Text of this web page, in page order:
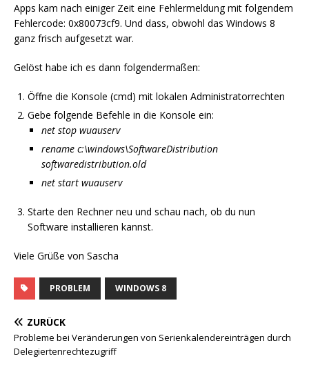
Apps kam nach einiger Zeit eine Fehlermeldung mit folgendem
Fehlercode: 0x80073cf9. Und dass, obwohl das Windows 8
ganz frisch aufgesetzt war.
Gelöst habe ich es dann folgendermaßen:
Öffne die Konsole (cmd) mit lokalen Administratorrechten
Gebe folgende Befehle in die Konsole ein:
net stop wuauserv
rename c:\windows\SoftwareDistribution
softwaredistribution.old
net start wuauserv
Starte den Rechner neu und schau nach, ob du nun
Software installieren kannst.
Viele Grüße von Sascha
PROBLEM WINDOWS 8
ZURÜCK
Probleme bei Veränderungen von Serienkalendereinträgen durch
Delegiertenrechtezugriff